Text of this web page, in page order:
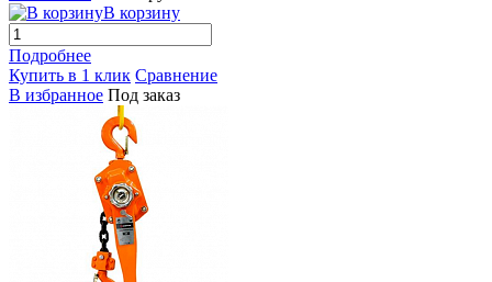
В корзину
Подробнее
Купить в 1 клик Сравнение
В избранное Под заказ